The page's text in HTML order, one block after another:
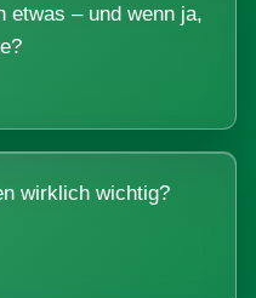
etwas – und wenn ja,
wirklich wichtig?